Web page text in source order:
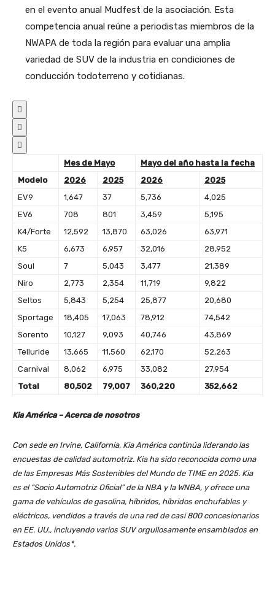
en el evento anual Mudfest de la asociación. Esta
competencia anual reúne a periodistas miembros de la
NWAPA de toda la región para evaluar una amplia
variedad de SUV de la industria en condiciones de
conducción todoterreno y cotidianas.



Mes de Mayo
Mayo del año hasta la fecha
Modelo
2026 2025 2026
2025
EV9
1,647 37 5,736
4,025
EV6
708 801 3,459
5,195
K4/Forte
12,592 13,870 63,026
63,971
K5
6,673 6,957 32,016
28,952
Soul
7 5,043 3,477
21,389
Niro
2,773 2,354 11,719
9,822
Seltos
5,843 5,254 25,877
20,680
Sportage
18,405 17,063 78,912
74,542
Sorento
10,127 9,093 40,746
43,869
Telluride
13,665 11,560 62,170
52,263
Carnival
8,062 6,975 33,082
27,954
Total
80,502 79,007 360,220 352,662
Kia América – Acerca de nosotros
Con sede en Irvine, California, Kia América continúa liderando las
encuestas de calidad automotriz. Kia ha sido reconocida como una
de las Empresas Más Sostenibles del Mundo de TIME en 2025. Kia
es el “Socio Automotriz Oficial” de la NBA y la WNBA, y ofrece una
gama de vehículos de gasolina, híbridos, híbridos enchufables y
eléctricos, vendidos a través de una red de casi 800 concesionarios
en EE. UU., incluyendo varios SUV orgullosamente ensamblados en
Estados Unidos*.